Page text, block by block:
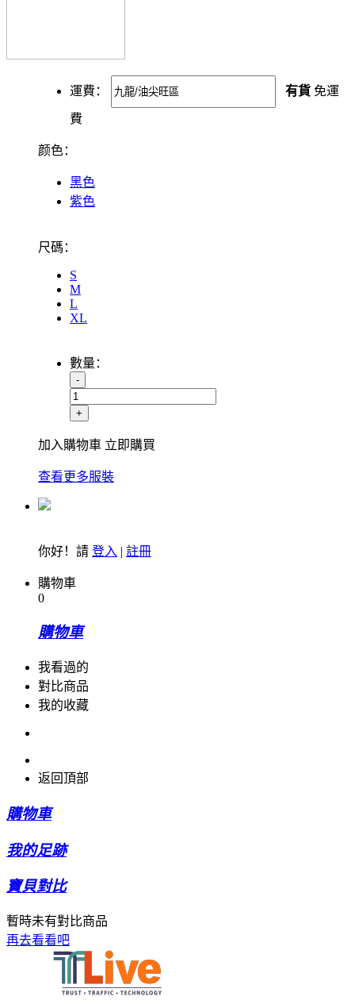
運費： 有貨 免運
費
颜色：
黑色
紫色
尺碼：
S
M
L
XL
數量：
-
+
加入購物車 立即購買
查看更多服裝
你好！請 登入 | 註冊
購物車
0
購物車
我看過的
對比商品
我的收藏
返回頂部
購物車
我的足跡
寶貝對比
暫時未有對比商品
再去看看吧